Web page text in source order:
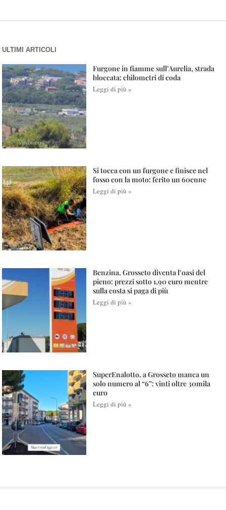
ULTIMI ARTICOLI
Furgone in fiamme sull’Aurelia, strada
bloccata: chilometri di coda
Leggi di più »
Si tocca con un furgone e finisce nel
fosso con la moto: ferito un 60enne
Leggi di più »
Benzina, Grosseto diventa l’oasi del
pieno: prezzi sotto 1,90 euro mentre
sulla costa si paga di più
Leggi di più »
SuperEnalotto, a Grosseto manca un
solo numero al “6”: vinti oltre 30mila
euro
Leggi di più »